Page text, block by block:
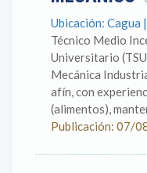
Ubicación: Cagua
Técnico Medio
Universitario
Mecánica
afín, con
(alimentos),
Publicación: 07/